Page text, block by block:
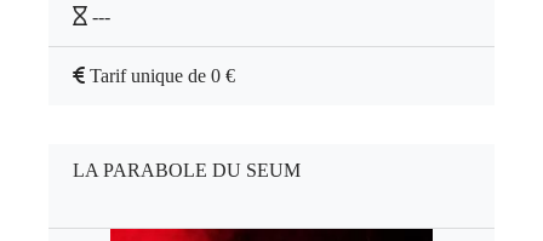
---
Tarif unique de 0 €
LA PARABOLE DU SEUM